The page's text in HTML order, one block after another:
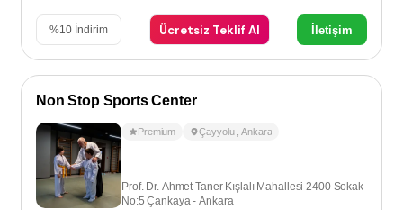
%10 İndirim Ücretsiz Teklif Al İletişim
Non Stop Sports Center
Premium Çayyolu ,Ankara
Prof. Dr. Ahmet Taner Kışlalı Mahallesi 2400 Sokak
No:5 Çankaya - Ankara